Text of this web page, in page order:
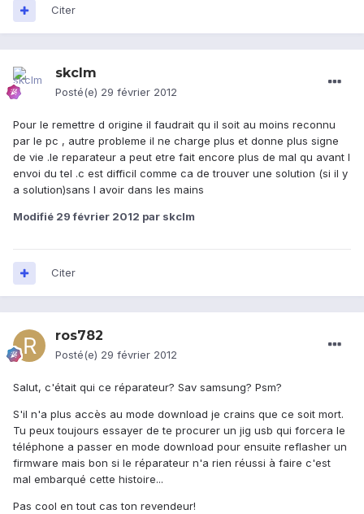
Citer
skclm
Posté(e) 29 février 2012
Pour le remettre d origine il faudrait qu il soit au moins reconnu
par le pc , autre probleme il ne charge plus et donne plus signe
de vie .le reparateur a peut etre fait encore plus de mal qu avant l
envoi du tel .c est difficil comme ca de trouver une solution (si il y
a solution)sans l avoir dans les mains
Modifié 29 février 2012 par skclm
Citer
ros782
Posté(e) 29 février 2012
Salut, c'était qui ce réparateur? Sav samsung? Psm?
S'il n'a plus accès au mode download je crains que ce soit mort.
Tu peux toujours essayer de te procurer un jig usb qui forcera le
téléphone a passer en mode download pour ensuite reflasher un
firmware mais bon si le réparateur n'a rien réussi à faire c'est
mal embarqué cette histoire...
Pas cool en tout cas ton revendeur!